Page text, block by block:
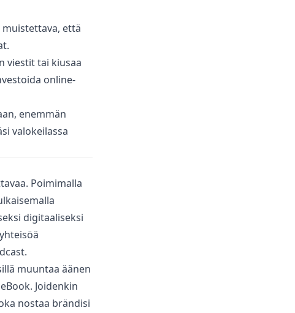
että
viestit tai kiusaa
online-
enemmän
valokeilassa
Poimimalla
digitaaliseksi
muuntaa äänen
Joidenkin
nostaa brändisi